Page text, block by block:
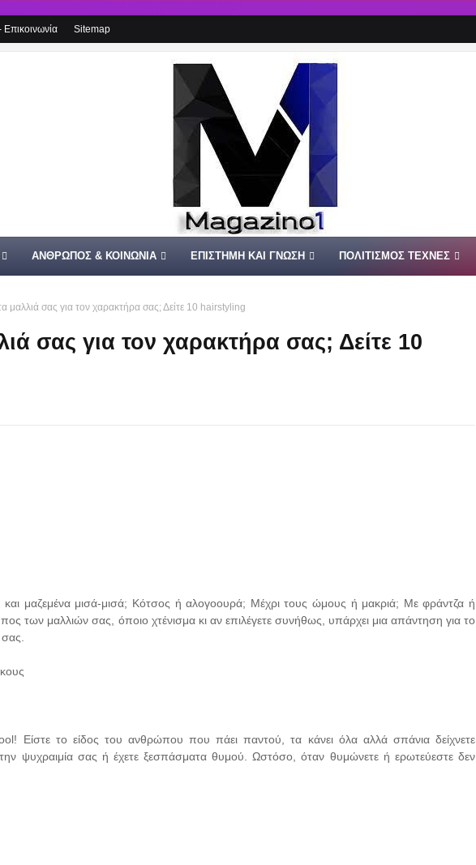
Sitemap
ΑΝΘΡΩΠΟΣ & ΚΟΙΝΩΝΙΑ ΕΠΙΣΤΗΜΗ ΚΑΙ ΓΝΩΣΗ ΠΟΛΙΤΙΣΜΟΣ ΤΕΧΝΕΣ
μαλλιά σας για τον χαρακτήρα σας; Δείτε 10 hairstyling
σας για τον χαρακτήρα σας; Δείτε 10
και μαζεμένα μισά-μισά; Κότσος ή αλογοουρά; Μέχρι τους ώμους ή μακριά; Με φράντζα ή
των μαλλιών σας, όποιο χτένισμα κι αν επιλέγετε συνήθως, υπάρχει μια απάντηση για το
Είστε το είδος του ανθρώπου που πάει παντού, τα κάνει όλα αλλά σπάνια δείχνετε
ψυχραιμία σας ή έχετε ξεσπάσματα θυμού. Ωστόσο, όταν θυμώνετε ή ερωτεύεστε δεν